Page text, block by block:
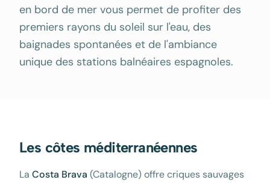
en bord de mer vous permet de profiter des
premiers rayons du soleil sur l'eau, des
baignades spontanées et de l'ambiance
unique des stations balnéaires espagnoles.
Les côtes méditerranéennes
La Costa Brava (Catalogne) offre criques sauvages